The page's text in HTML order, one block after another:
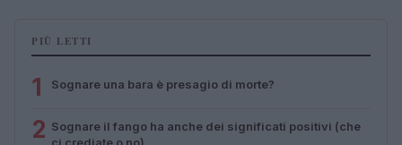
PIÙ LETTI
1 Sognare una bara è presagio di morte?
2 Sognare il fango ha anche dei significati positivi (che
ci crediate o no)